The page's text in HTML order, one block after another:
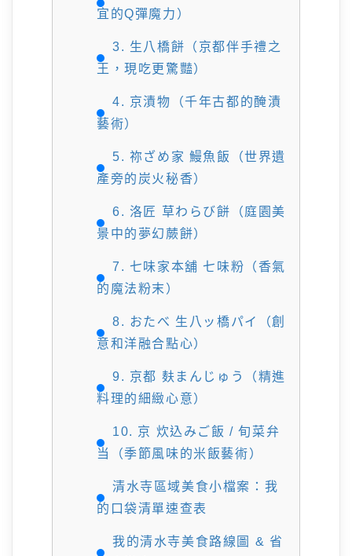
宜的Q彈魔力）
3. 生八橋餅（京都伴手禮之
王，現吃更驚豔）
4. 京漬物（千年古都的醃漬
藝術）
5. 祢ざめ家 鰻魚飯（世界遺
產旁的炭火秘香）
6. 洛匠 草わらび餅（庭園美
景中的夢幻蕨餅）
7. 七味家本舖 七味粉（香氣
的魔法粉末）
8. おたべ 生八ッ橋パイ（創
意和洋融合點心）
9. 京都 麸まんじゅう（精進
料理的細緻心意）
10. 京 炊込みご飯 / 旬菜弁
当（季節風味的米飯藝術）
清水寺區域美食小檔案：我
的口袋清單速查表
我的清水寺美食路線圖 & 省